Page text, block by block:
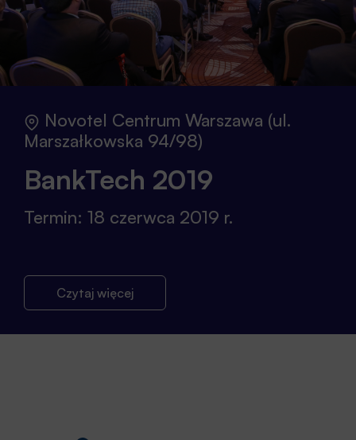
Novotel Centrum Warszawa (ul.
Marszałkowska 94/98)
BankTech 2019
Termin: 18 czerwca 2019 r.
Czytaj więcej